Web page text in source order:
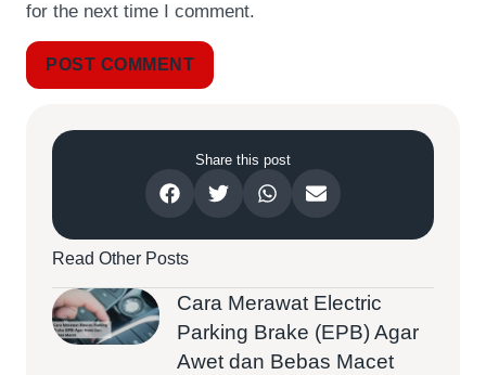
for the next time I comment.
Read Other Posts
Cara Merawat Electric
Parking Brake (EPB) Agar
Awet dan Bebas Macet
Share this post